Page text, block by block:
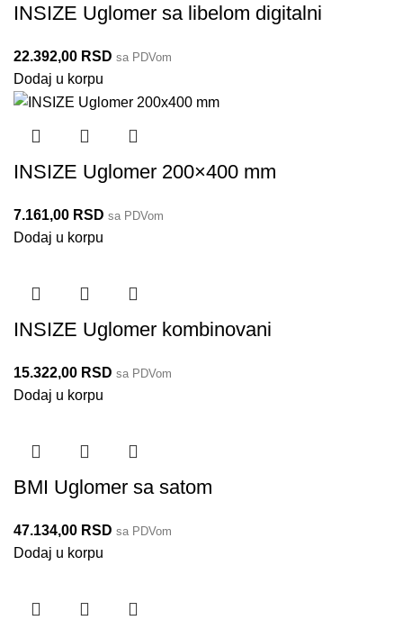
INSIZE Uglomer sa libelom digitalni
22.392,00 RSD sa PDVom
Dodaj u korpu
INSIZE Uglomer 200×400 mm
7.161,00 RSD sa PDVom
Dodaj u korpu
INSIZE Uglomer kombinovani
15.322,00 RSD sa PDVom
Dodaj u korpu
BMI Uglomer sa satom
47.134,00 RSD sa PDVom
Dodaj u korpu